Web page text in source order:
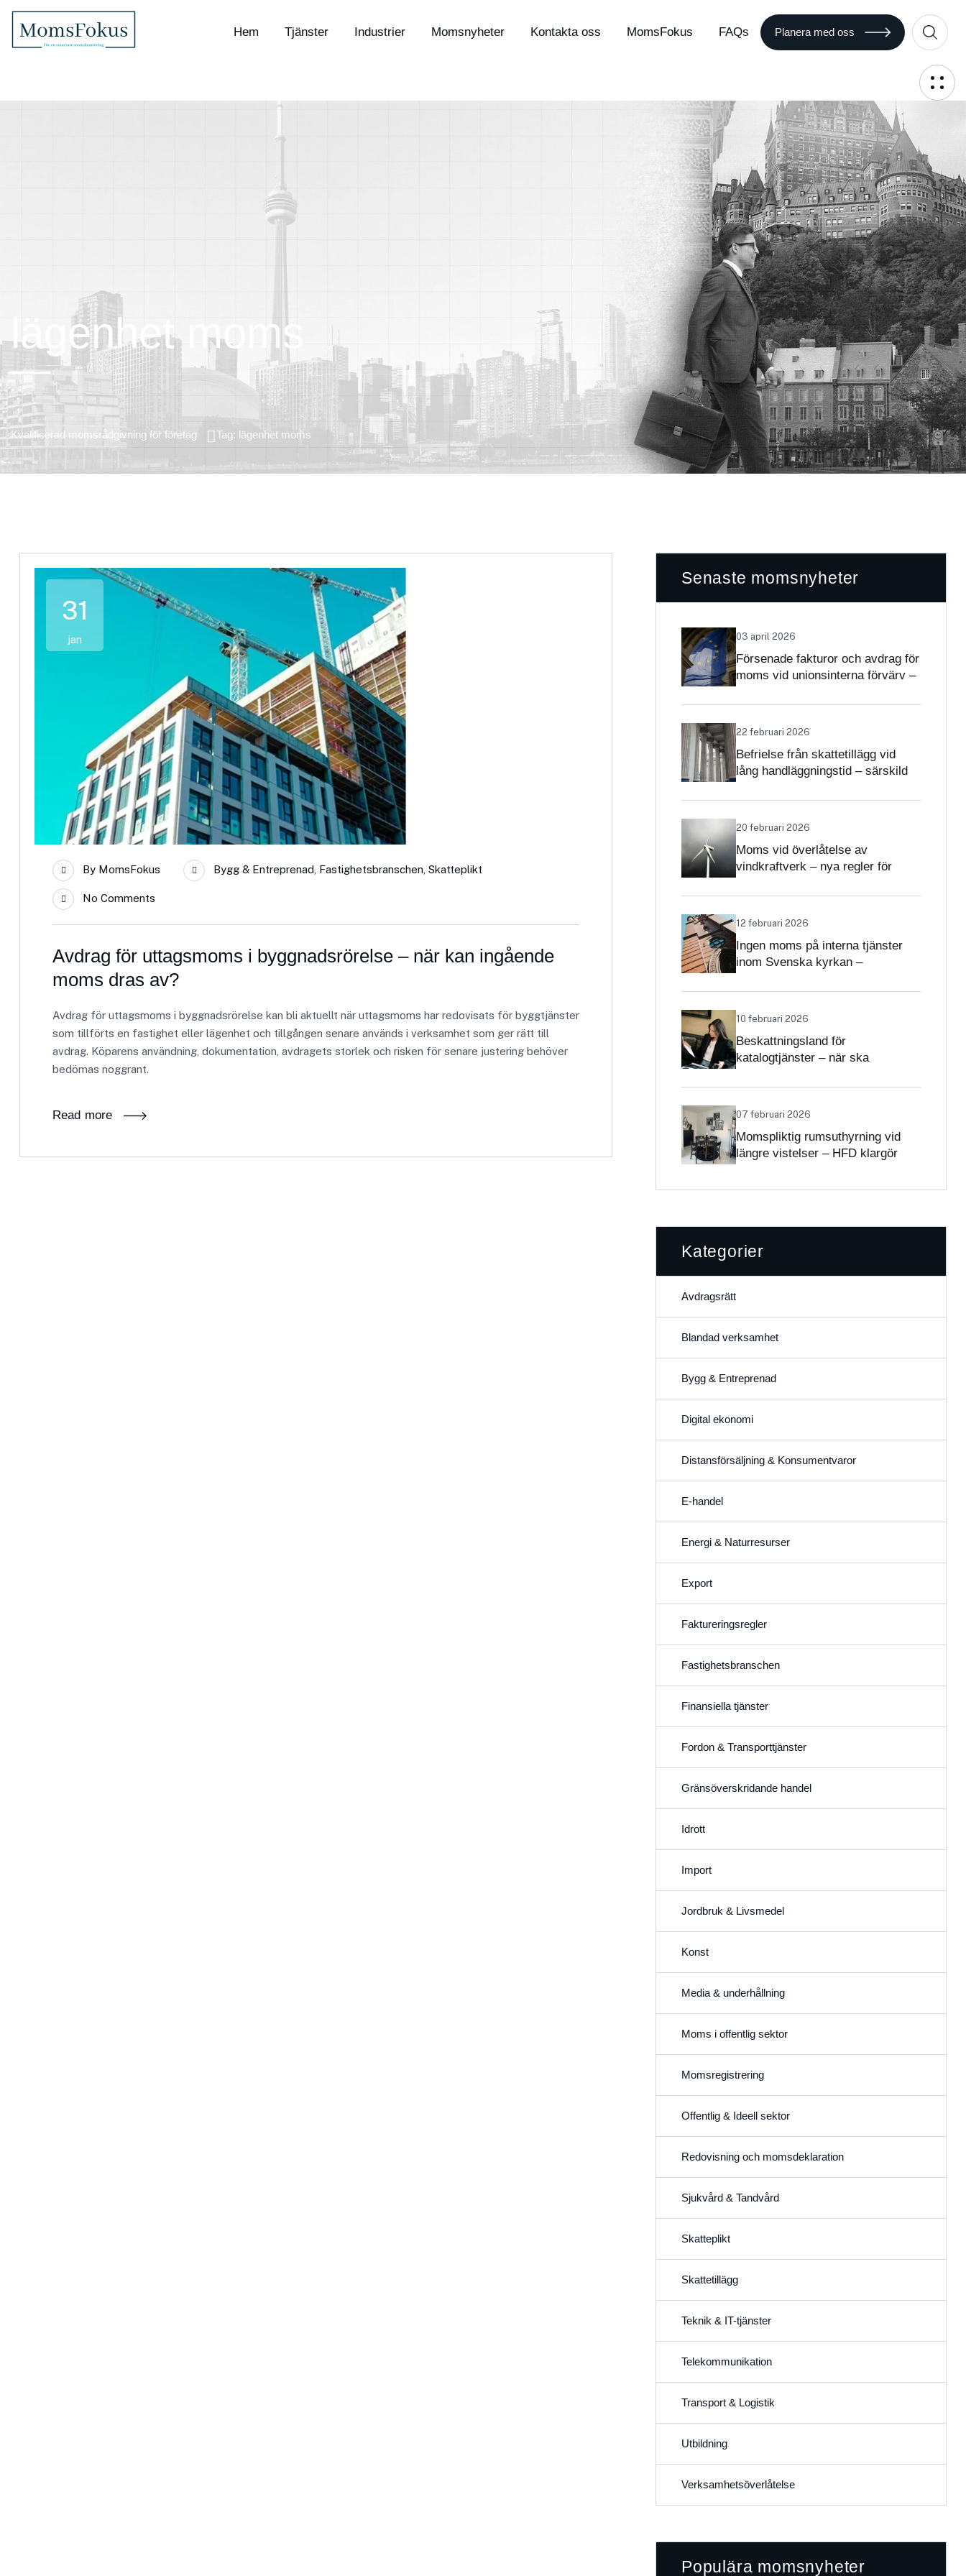
Hem Tjänster Industrier Momsnyheter Kontakta oss MomsFokus FAQs Planera med oss
lägenhet moms
Kvalificerad momsrådgivning för företag Tag: lägenhet moms
31
jan
By MomsFokus Bygg & Entreprenad, Fastighetsbranschen, Skatteplikt
No Comments
Avdrag för uttagsmoms i byggnadsrörelse – när kan ingående
moms dras av?
Avdrag för uttagsmoms i byggnadsrörelse kan bli aktuellt när uttagsmoms har redovisats för byggtjänster
som tillförts en fastighet eller lägenhet och tillgången senare används i verksamhet som ger rätt till
avdrag. Köparens användning, dokumentation, avdragets storlek och risken för senare justering behöver
bedömas noggrant.
Read more
Senaste momsnyheter
03 april 2026
Försenade fakturor och avdrag för
moms vid unionsinterna förvärv –
22 februari 2026
Befrielse från skattetillägg vid
lång handläggningstid – särskild
20 februari 2026
Moms vid överlåtelse av
vindkraftverk – nya regler för
12 februari 2026
Ingen moms på interna tjänster
inom Svenska kyrkan –
självständighetsbedömningen
10 februari 2026
Beskattningsland för
katalogtjänster – när ska
moms?
07 februari 2026
Momspliktig rumsuthyrning vid
längre vistelser – HFD klargör
Kategorier
Avdragsrätt
Blandad verksamhet
Bygg & Entreprenad
Digital ekonomi
Distansförsäljning & Konsumentvaror
E-handel
Energi & Naturresurser
Export
Faktureringsregler
Fastighetsbranschen
Finansiella tjänster
Fordon & Transporttjänster
Gränsöverskridande handel
Idrott
Import
Jordbruk & Livsmedel
Konst
Media & underhållning
Moms i offentlig sektor
Momsregistrering
Offentlig & Ideell sektor
Redovisning och momsdeklaration
Sjukvård & Tandvård
Skatteplikt
Skattetillägg
Teknik & IT-tjänster
Telekommunikation
Transport & Logistik
Utbildning
Verksamhetsöverlåtelse
Populära momsnyheter